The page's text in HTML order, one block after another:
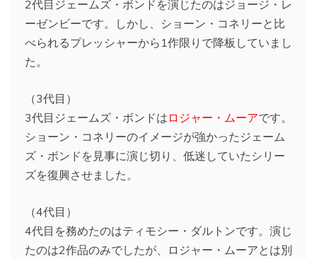
2代目ジェームズ・ボンドを演じたのはジョージ・レ
ーゼンビーです。しかし、ショーン・コネリーと比
べられるプレッシャーから1作限りで降板していまし
た。
（3代目）
3代目ジェームズ・ボンドは ロジャー・ムーアです。
ショーン・コネリーのイメージが強かったジェーム
ズ・ボンドを見事に演じ切り、低迷していたシリー
ズを復興させました。
（4代目）
4代目を務めたのはティモシー・ダルトンです。演じ
たのは2作品のみでしたが、ロジャー・ムーアとは別